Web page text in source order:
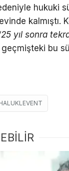
hukuki
kalmıştı.
yıl sonra
bu